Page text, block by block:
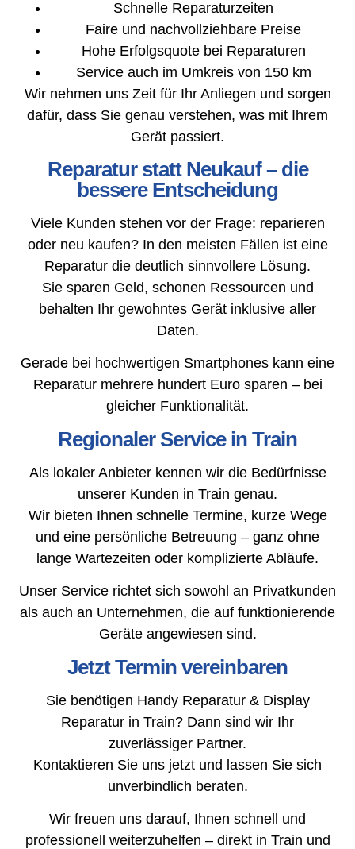
Schnelle Reparaturzeiten
Faire und nachvollziehbare Preise
Hohe Erfolgsquote bei Reparaturen
Service auch im Umkreis von 150 km
Wir nehmen uns Zeit für Ihr Anliegen und sorgen
dafür, dass Sie genau verstehen, was mit Ihrem
Gerät passiert.
Reparatur statt Neukauf – die
bessere Entscheidung
Viele Kunden stehen vor der Frage: reparieren
oder neu kaufen? In den meisten Fällen ist eine
Reparatur die deutlich sinnvollere Lösung.
Sie sparen Geld, schonen Ressourcen und
behalten Ihr gewohntes Gerät inklusive aller
Daten.
Gerade bei hochwertigen Smartphones kann eine
Reparatur mehrere hundert Euro sparen – bei
gleicher Funktionalität.
Regionaler Service in Train
Als lokaler Anbieter kennen wir die Bedürfnisse
unserer Kunden in Train genau.
Wir bieten Ihnen schnelle Termine, kurze Wege
und eine persönliche Betreuung – ganz ohne
lange Wartezeiten oder komplizierte Abläufe.
Unser Service richtet sich sowohl an Privatkunden
als auch an Unternehmen, die auf funktionierende
Geräte angewiesen sind.
Jetzt Termin vereinbaren
Sie benötigen Handy Reparatur & Display
Reparatur in Train? Dann sind wir Ihr
zuverlässiger Partner.
Kontaktieren Sie uns jetzt und lassen Sie sich
unverbindlich beraten.
Wir freuen uns darauf, Ihnen schnell und
professionell weiterzuhelfen – direkt in Train und